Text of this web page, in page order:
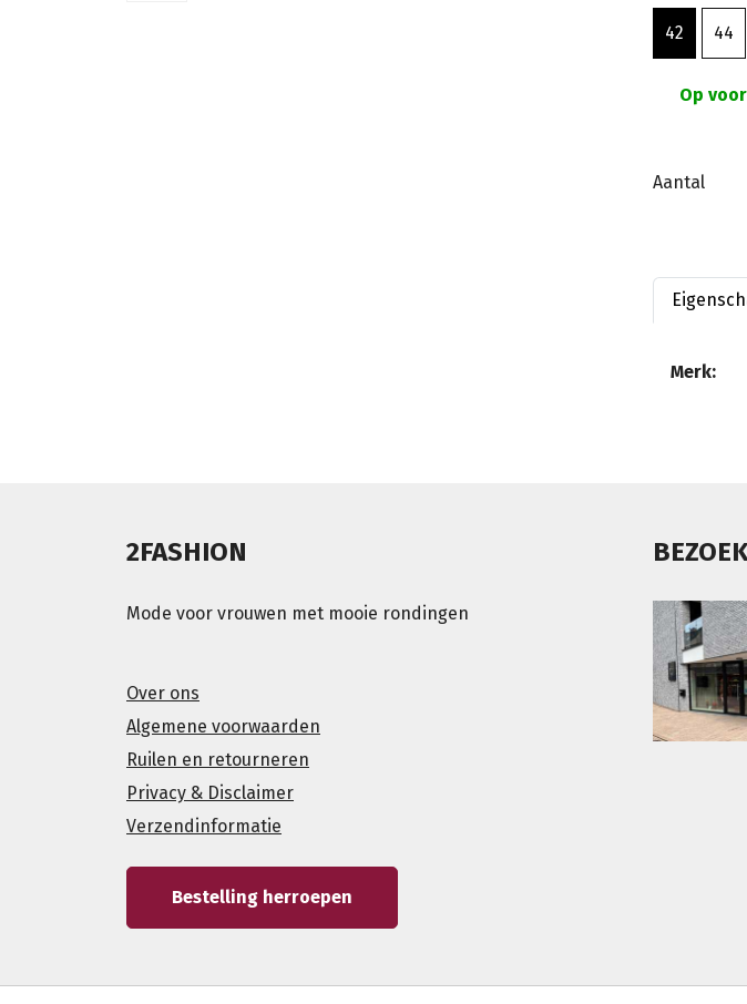
42 44
Op
Aantal
Merk:
2FASHION
Mode voor vrouwen met mooie rondingen
Over ons
Algemene voorwaarden
Ruilen en retourneren
Privacy & Disclaimer
Verzendinformatie
Bestelling herroepen